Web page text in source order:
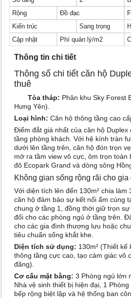
Rộng
Đồ đạc
Kiến trúc
Sang trọng
Cập nhật
Phí quản lý/m2
Thông tin chi tiết
Thông số chi tiết căn hộ
thuê
Tòa tháp: Phân khu Sky Forest
Hưng Yên).
Loại hình: Căn hộ thông tầng cao
Điểm đắt giá nhất của căn hộ Duplex
tầng phòng khách. Với hệ kính tràn
dưới lên tầng trên, căn hộ đón trọn
mở ra tầm view vô cực, ôm trọn toàn
đô Ecopark Grand và dòng sông
Không gian sống rộng rãi cho gia
Với diện tích lên đến 130m² chia làm
căn hộ đảm bảo sự kết nối ấm cúng
chung ở tầng 1, đồng thời giữ trọn
đối cho các phòng ngủ ở tầng trên.
cho các gia đình thượng lưu hoặc
tiêu chuẩn sống khắt khe.
Diện tích sử dụng: 130m² (Thiết kế
thông tầng cực cao, tạo cảm giác vô
đãng).
Cơ cấu mặt bằng: 3 Phòng ngủ lớn
Nhà vệ sinh thiết bị hiện đại, 1
bếp rộng biệt lập và hệ thống ban